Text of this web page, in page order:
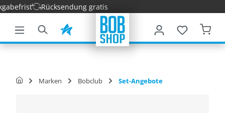
springen
Rücksendung gratis
Marken Bobclub Set-Angebote